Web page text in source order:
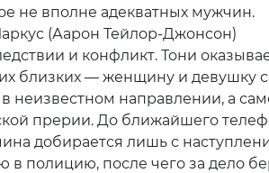
не вполне адекватных мужчин.
(Аарон Тейлор-Джонсон)
и конфликт. Тони
близких — женщину и девушку
неизвестном направлении, а
прерии. До ближайшего
добирается лишь с
полицию, после чего за дело